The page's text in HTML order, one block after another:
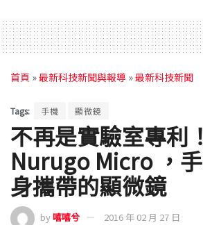
首頁 »最新科技新聞與報導 »最新科技新聞
Tags: 手機 顯微鏡
不再是實驗室專利
Nurugo Micro ，
身攜帶的顯微鏡
by嘻嘻兮 2016 年 02 月 27 日